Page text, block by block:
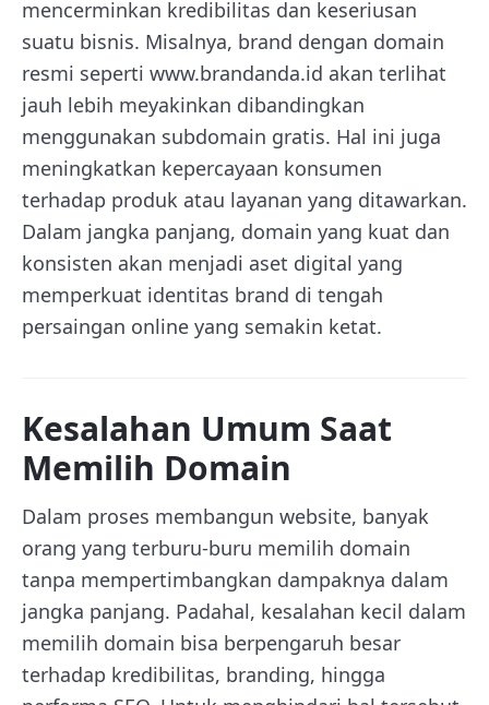
mencerminkan kredibilitas dan keseriusan
suatu bisnis. Misalnya, brand dengan domain
resmi seperti www.brandanda.id akan terlihat
jauh lebih meyakinkan dibandingkan
menggunakan subdomain gratis. Hal ini juga
meningkatkan kepercayaan konsumen
terhadap produk atau layanan yang ditawarkan.
Dalam jangka panjang, domain yang kuat dan
konsisten akan menjadi aset digital yang
memperkuat identitas brand di tengah
persaingan online yang semakin ketat.
Kesalahan Umum Saat
Memilih Domain
Dalam proses membangun website, banyak
orang yang terburu-buru memilih domain
tanpa mempertimbangkan dampaknya dalam
jangka panjang. Padahal, kesalahan kecil dalam
memilih domain bisa berpengaruh besar
terhadap kredibilitas, branding, hingga